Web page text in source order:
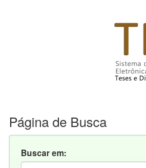
Página de Busca
Buscar em: